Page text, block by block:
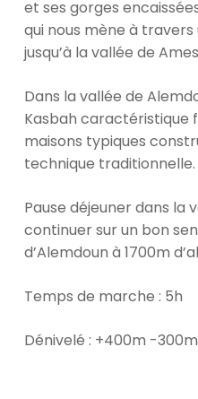
et ses gorges
qui nous mène à
jusqu’à la vallée de
Dans la vallée de
Kasbah caractéristique
maisons typiques
technique traditionnelle.
Pause déjeuner dans la
continuer sur un bon
d’Alemdoun à 1700m
Temps de marche : 5h
Dénivelé : +400m -300m